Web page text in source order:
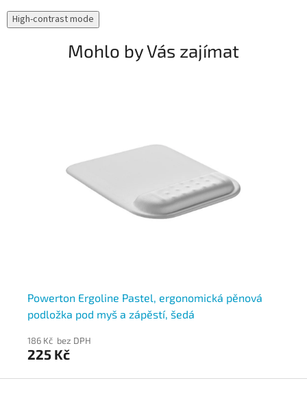
High-contrast mode
Mohlo by Vás zajímat
Powerton Ergoline Pastel, ergonomická pěnová
podložka pod myš a zápěstí, šedá
186 Kč bez DPH
225 Kč